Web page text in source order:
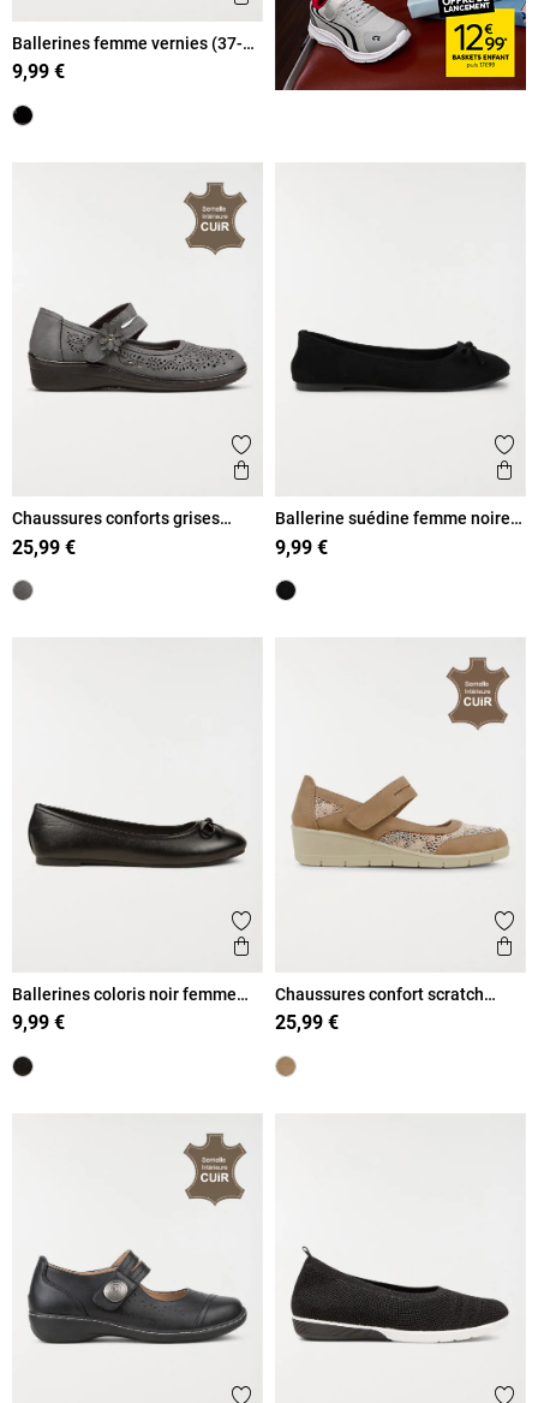
Ballerines femme vernies (37-
42)
9,99 €
Ajouter aux favoris
Aperçu rapide
Chaussures conforts grises
femme (36-41)
25,99 €
Ballerine suédine femme noire
(37-42)
9,99 €
Ajouter aux favoris
Aperçu rapide
Ballerines coloris noir femme
(37-42)
9,99 €
Chaussures confort scratch
femme (36-41)
25,99 €